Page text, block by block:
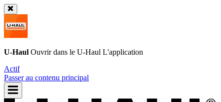
U-Haul Ouvrir dans le U-Haul L'application
Actif
Passer au contenu principal